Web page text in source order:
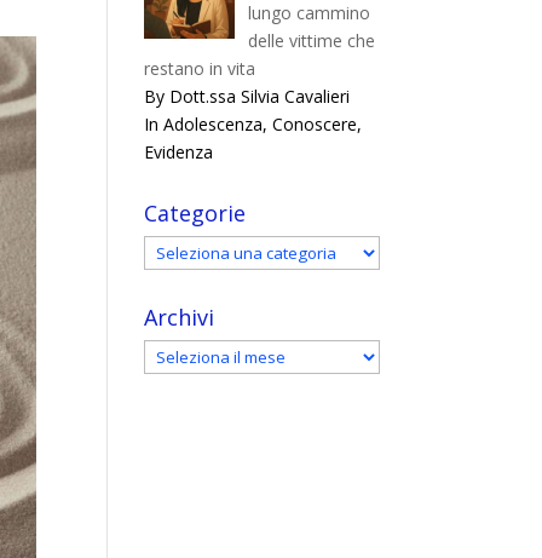
lungo cammino
delle vittime che
restano in vita
By Dott.ssa Silvia Cavalieri
In Adolescenza, Conoscere,
Evidenza
Categorie
Categorie
Archivi
Archivi